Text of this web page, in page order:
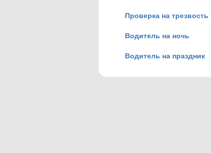
Проверка на трезвость
Водитель на ночь
Водитель на праздник